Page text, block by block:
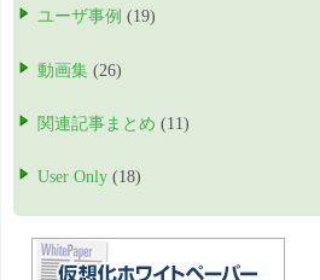
ユーザ事例 (19)
動画集 (26)
関連記事まとめ (11)
User Only (18)